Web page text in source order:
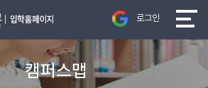
로그인
캠퍼스맵